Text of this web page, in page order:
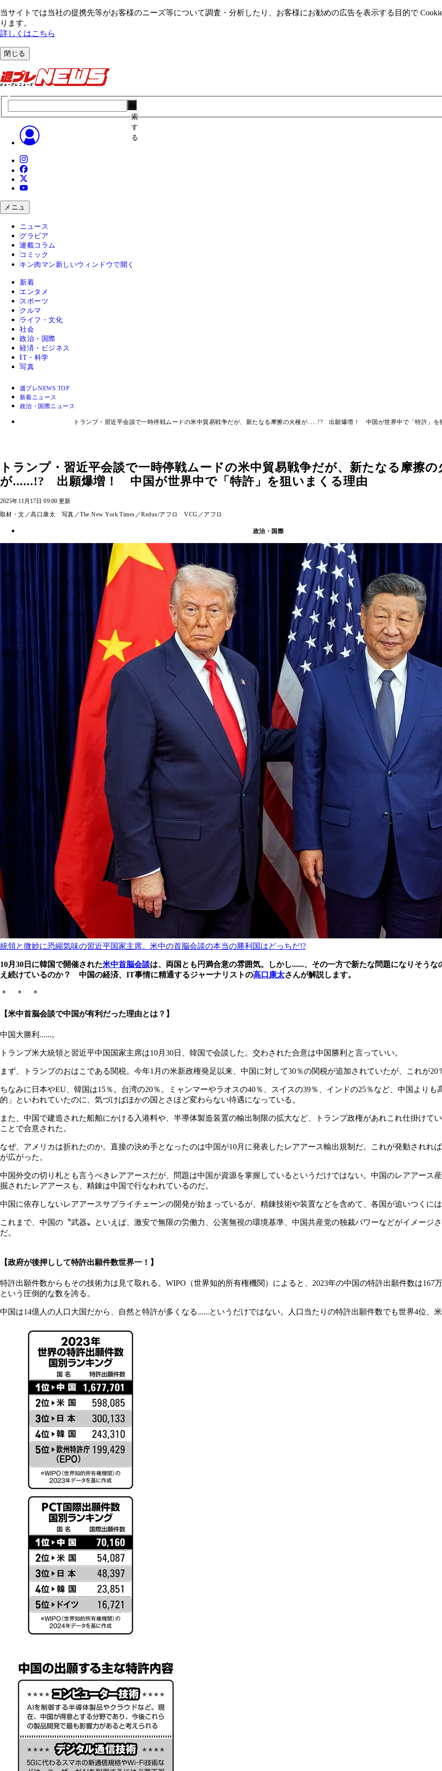
当サイトでは当社の提携先等がお客様のニーズ等について調査・分析したり、お客様にお勧めの広告を表⽰する⽬的で
ります。
詳しくはこちら
閉じる
索
す
る
メニュ
ニュース
グラビア
連載コラム
コミック
キン肉マン 新しいウィンドウで開く
新着
エンタメ
スポーツ
クルマ
ライフ・文化
社会
政治・国際
経済・ビジネス
IT・科学
写真
週プレNEWS TOP
新着ニュース
政治・国際ニュース
トランプ・習近平会談で一時停戦ムードの米中貿易戦争だが、新たなる摩擦の火種が......!? 出願爆増！ 中国が世界中で「特許」を
トランプ・習近平会談で一時停戦ムードの米中貿易戦争だが、新たなる摩擦の
が......!? 出願爆増！ 中国が世界中で「特許」を狙いまくる理由
2025年11月17日 09:00 更新
取材・文／高口康太 写真／The New York Times／Redux/アフロ VCG／アフロ
政治・国際
統領と微妙に恐縮気味の習近平国家主席。米中の首脳会談の本当の勝利国はどっちだ!?
10月30日に韓国で開催された米中首脳会談は、両国とも円満合意の雰囲気。しかし......、その一方で新たな問題になりそう
え続けているのか？ 中国の経済、IT事情に精通するジャーナリストの高口康太さんが解説します。
＊ ＊ ＊
【米中首脳会談で中国が有利だった理由とは？】
中国大勝利......。
トランプ米大統領と習近平中国国家主席は10月30日、韓国で会談した。交わされた合意は中国勝利と言っていい。
まず、トランプのおはこである関税。今年1月の米新政権発足以来、中国に対して30％の関税が追加されていたが、これが20
ちなみに日本やEU、韓国は15％。台湾の20％。ミャンマーやラオスの40％、スイスの39％、インドの25％など、中国より
的」といわれていたのに、気づけばほかの国とさほど変わらない待遇になっている。
また、中国で建造された船舶にかける入港料や、半導体製造装置の輸出制限の拡大など、トランプ政権があれこれ仕掛けて
ことで合意された。
なぜ、アメリカは折れたのか。直接の決め手となったのは中国が10月に発表したレアアース輸出規制だ。これが発動されれ
が広がった。
中国外交の切り札とも言うべきレアアースだが、問題は中国が資源を掌握しているというだけではない。中国のレアアース
掘されたレアアースも、精錬は中国で行なわれているのだ。
中国に依存しないレアアースサプライチェーンの開発が始まっているが、精錬技術や装置などを含めて、各国が追いつくに
これまで、中国の〝武器〟といえば、激安で無限の労働力、公害無視の環境基準、中国共産党の独裁パワーなどがイメージ
だ。
【政府が後押しして特許出願件数世界一！】
特許出願件数からもその技術力は見て取れる。WIPO（世界知的所有権機関）によると、2023年の中国の特許出願件数は167
という圧倒的な数を誇る。
中国は14億人の人口大国だから、自然と特許が多くなる......というだけではない。人口当たりの特許出願件数でも世界4位、